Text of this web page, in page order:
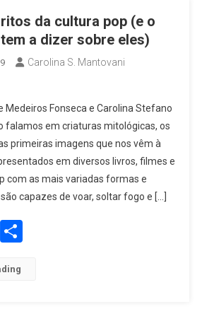
da cultura pop (e o
a dizer sobre eles)
Carolina S. Mantovani
Medeiros Fonseca e Carolina Stefano
em criaturas mitológicas, os
primeiras imagens que nos vêm à
em diversos livros, filmes e
com as mais variadas formas e
capazes de voar, soltar fogo e […]
Share